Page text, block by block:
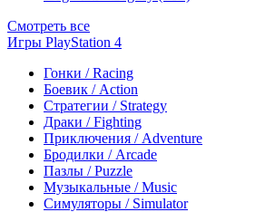
Смотреть все
Игры PlayStation 4
Гонки / Racing
Боевик / Action
Стратегии / Strategy
Драки / Fighting
Приключения / Adventure
Бродилки / Arcade
Пазлы / Puzzle
Музыкальные / Music
Симуляторы / Simulator